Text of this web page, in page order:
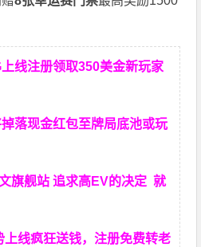
线注册领取350美金新玩家
落现金红包至牌局底池或玩
旗舰站 追求高EV的决定就
上线疯狂送钱，注册免费转老